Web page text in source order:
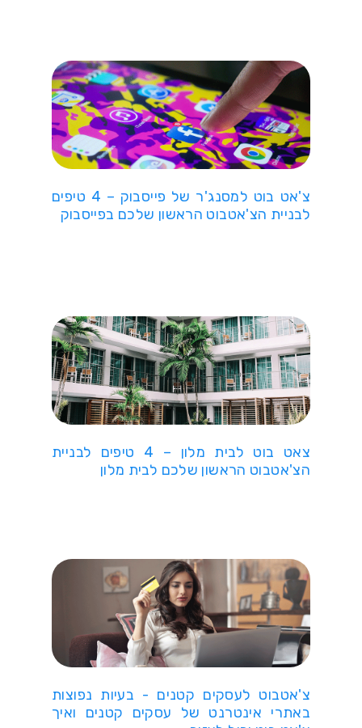
צ'אט בוט למסנג'ר של פייסבוק – 4 טיפים
לבניית הצ'אטבוט הראשון שלכם בפייסבוק
צאט בוט לבית מלון – 4 טיפים לבניית
הצ'אטבוט הראשון שלכם לבית מלון
צ'אטבוט לעסקים קטנים - בעיות נפוצות
באתרי אינטרנט של עסקים קטנים ואיך